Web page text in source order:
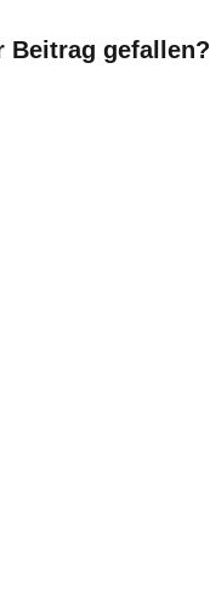
Beitrag gefallen?